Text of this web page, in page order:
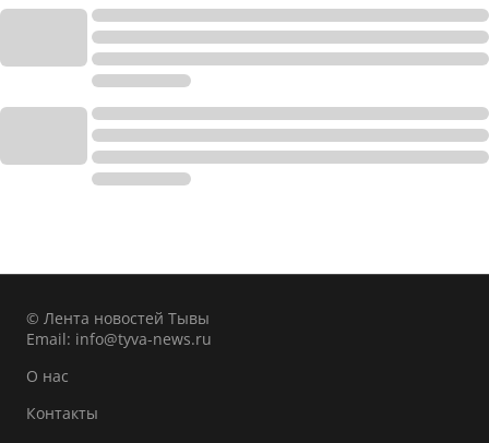
© Лента новостей Тывы
Email: info@tyva-news.ru
О нас
Контакты